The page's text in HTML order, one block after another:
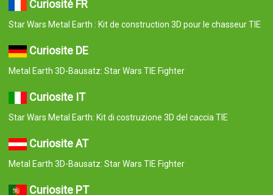
Curiosité FR
Star Wars Metal Earth : Kit de construction 3D pour le chasseur TIE
Curiosite DE
Metal Earth 3D-Bausatz: Star Wars TIE Fighter
Curiosite IT
Star Wars Metal Earth: Kit di costruzione 3D del caccia TIE
Curiosite AT
Metal Earth 3D-Bausatz: Star Wars TIE Fighter
Curiosite PT